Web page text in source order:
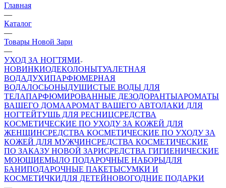
Главная
—
Каталог
—
Товары Новой Зари
—
УХОД ЗА НОГТЯМИ
НОВИНКИОДЕКОЛОНЫТУАЛЕТНАЯ
ВОДАДУХИПАРФЮМЕРНАЯ
ВОДАЛОСЬОНЫДУШИСТЫЕ ВОДЫ ДЛЯ
ТЕЛАПАРФЮМИРОВАННЫЕ ДЕЗОДОРАНТЫАРОМАТЫ
ВАШЕГО ДОМААРОМАТ ВАШЕГО АВТОЛАКИ ДЛЯ
НОГТЕЙТУШЬ ДЛЯ РЕСНИЦСРЕДСТВА
КОСМЕТИЧЕСКИЕ ПО УХОДУ ЗА КОЖЕЙ ДЛЯ
ЖЕНЩИНСРЕДСТВА КОСМЕТИЧЕСКИЕ ПО УХОДУ ЗА
КОЖЕЙ ДЛЯ МУЖЧИНСРЕДСТВА КОСМЕТИЧЕСКИЕ
ПО ЗАКАЗУ НОВОЙ ЗАРИСРЕДСТВА ГИГИЕНИЧЕСКИЕ
МОЮЩИЕМЫЛО ПОДАРОЧНЫЕ НАБОРЫДЛЯ
БАНИПОДАРОЧНЫЕ ПАКЕТЫСУМКИ И
КОСМЕТИЧКИДЛЯ ДЕТЕЙНОВОГОДНИЕ ПОДАРКИ